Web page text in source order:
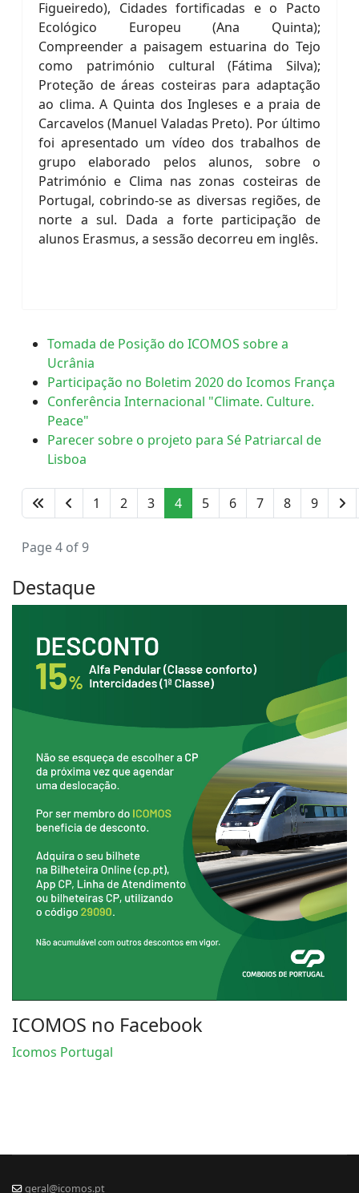
Figueiredo), Cidades fortificadas e o Pacto
Ecológico Europeu (Ana Quinta);
Compreender a paisagem estuarina do Tejo
como património cultural (Fátima Silva);
Proteção de áreas costeiras para adaptação
ao clima. A Quinta dos Ingleses e a praia de
Carcavelos (Manuel Valadas Preto). Por último
foi apresentado um vídeo dos trabalhos de
grupo elaborado pelos alunos, sobre o
Património e Clima nas zonas costeiras de
Portugal, cobrindo-se as diversas regiões, de
norte a sul. Dada a forte participação de
alunos Erasmus, a sessão decorreu em inglês.
Tomada de Posição do ICOMOS sobre a
Ucrânia
Participação no Boletim 2020 do Icomos França
Conferência Internacional "Climate. Culture.
Peace"
Parecer sobre o projeto para Sé Patriarcal de
Lisboa
1 2 3 4 5 6 7 8 9
Page 4 of 9
Destaque
ICOMOS no Facebook
Icomos Portugal
geral@icomos.pt